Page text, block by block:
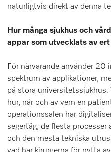
naturligtvis direkt av denna
Hur många sjukhus och
appar som utvecklats av
För närvarande använder
spektrum av applikationer,
på stora
hur, när och av vem en
operationssalen har
segertåg, de flesta
och den mesta tekniska